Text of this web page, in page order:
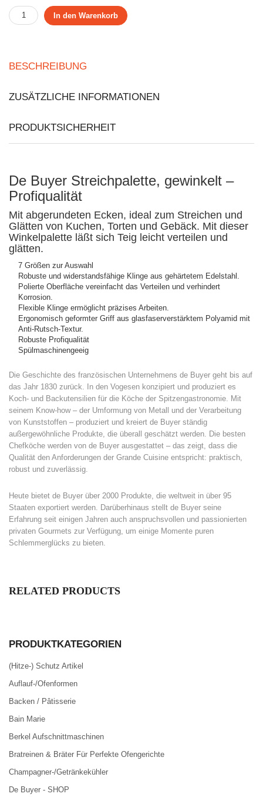
In den Warenkorb
BESCHREIBUNG
ZUSÄTZLICHE INFORMATIONEN
PRODUKTSICHERHEIT
De Buyer Streichpalette, gewinkelt –
Profiqualität
Mit abgerundeten Ecken, ideal zum Streichen und
Glätten von Kuchen, Torten und Gebäck. Mit dieser
Winkelpalette läßt sich Teig leicht verteilen und
glätten.
7 Größen zur Auswahl
Robuste und widerstandsfähige Klinge aus gehärtetem Edelstahl.
Polierte Oberfläche vereinfacht das Verteilen und verhindert
Korrosion.
Flexible Klinge ermöglicht präzises Arbeiten.
Ergonomisch geformter Griff aus glasfaserverstärktem Polyamid mit
Anti-Rutsch-Textur.
Robuste Profiqualität
Spülmaschinengeeig
Die Geschichte des französischen Unternehmens de Buyer geht bis auf
das Jahr 1830 zurück. In den Vogesen konzipiert und produziert es
Koch- und Backutensilien für die Köche der Spitzengastronomie. Mit
seinem Know-how – der Umformung von Metall und der Verarbeitung
von Kunststoffen – produziert und kreiert de Buyer ständig
außergewöhnliche Produkte, die überall geschätzt werden. Die besten
Chefköche werden von de Buyer ausgestattet – das zeigt, dass die
Qualität den Anforderungen der Grande Cuisine entspricht: praktisch,
robust und zuverlässig.
Heute bietet de Buyer über 2000 Produkte, die weltweit in über 95
Staaten exportiert werden. Darüberhinaus stellt de Buyer seine
Erfahrung seit einigen Jahren auch anspruchsvollen und passionierten
privaten Gourmets zur Verfügung, um einige Momente puren
Schlemmerglücks zu bieten.
RELATED PRODUCTS
PRODUKTKATEGORIEN
(Hitze-) Schutz Artikel
Auflauf-/Ofenformen
Backen / Pâtisserie
Bain Marie
Berkel Aufschnittmaschinen
Bratreinen & Bräter Für Perfekte Ofengerichte
Champagner-/Getränkekühler
De Buyer - SHOP